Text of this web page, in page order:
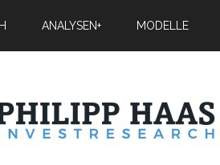
ANALYSEN+ MODELLE